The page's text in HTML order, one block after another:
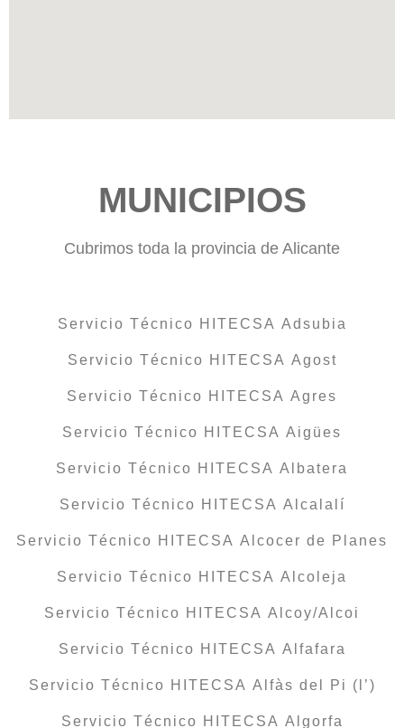
MUNICIPIOS
Cubrimos toda la provincia de Alicante
Servicio Técnico HITECSA Adsubia
Servicio Técnico HITECSA Agost
Servicio Técnico HITECSA Agres
Servicio Técnico HITECSA Aigües
Servicio Técnico HITECSA Albatera
Servicio Técnico HITECSA Alcalalí
Servicio Técnico HITECSA Alcocer de Planes
Servicio Técnico HITECSA Alcoleja
Servicio Técnico HITECSA Alcoy/Alcoi
Servicio Técnico HITECSA Alfafara
Servicio Técnico HITECSA Alfàs del Pi (l’)
Servicio Técnico HITECSA Algorfa